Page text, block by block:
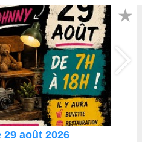
29 août 2026
★